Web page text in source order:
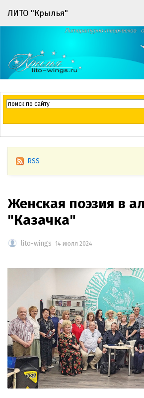
ЛИТО "Крылья"
RSS
Женская поэзия в
"Казачка"
lito-wings 14 июля 2024